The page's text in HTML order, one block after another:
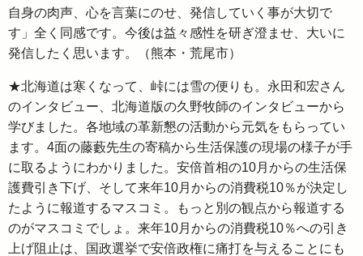
自身の肉声、心を言葉にのせ、発信していく事が大切で
す」全く同感です。今後は益々感性を研ぎ澄ませ、大いに
発信したく思います。（熊本・荒尾市）
★北海道は寒くなって、峠には雪の便りも。永田和宏さん
のインタビュー、北海道版の久野牧師のインタビューから
学びました。各地域の革新懇の活動から元気をもらってい
ます。4面の藤藪先生の寄稿から生活保護の現場の様子が手
に取るようにわかりました。安倍首相の10月からの生活保
護費引き下げ、そして来年10月からの消費税10％が決定し
たように報道するマスコミ。もっと別の観点から報道する
のがマスコミでしょ。来年10月からの消費税10％への引き
上げ阻止は、国政選挙で安倍政権に痛打を与えることにも